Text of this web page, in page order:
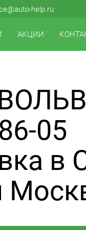
help.ru
АКЦИИ
05
в